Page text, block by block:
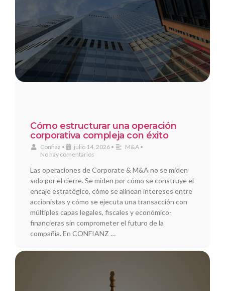
Cómo estructurar una operación
corporativa compleja con éxito
Confiaz • julio 14, 2026 • M&A •
No hay comentarios
Las operaciones de Corporate & M&A no se miden
solo por el cierre. Se miden por cómo se construye el
encaje estratégico, cómo se alinean intereses entre
accionistas y cómo se ejecuta una transacción con
múltiples capas legales, fiscales y económico-
financieras sin comprometer el futuro de la
compañía. En CONFIANZ …